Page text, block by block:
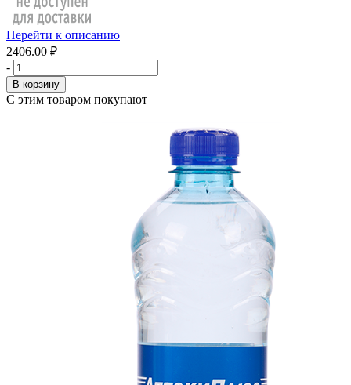
Перейти к описанию
2406.00 ₽
-
+
В корзину
С этим товаром покупают